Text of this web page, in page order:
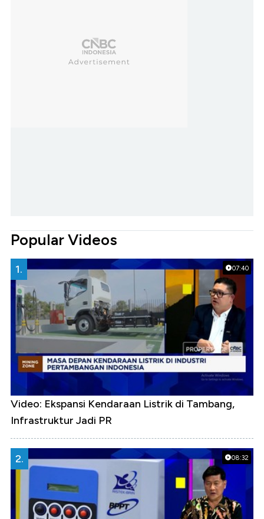
Popular Videos
07:40
1.
Video: Ekspansi Kendaraan Listrik di Tambang,
Infrastruktur Jadi PR
08:32
2.